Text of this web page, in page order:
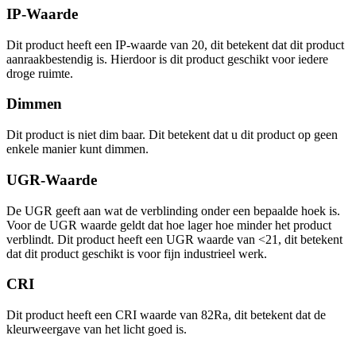
IP-Waarde
Dit product heeft een IP-waarde van 20, dit betekent dat dit product
aanraakbestendig is. Hierdoor is dit product geschikt voor iedere
droge ruimte.
Dimmen
Dit product is niet dim baar. Dit betekent dat u dit product op geen
enkele manier kunt dimmen.
UGR-Waarde
De UGR geeft aan wat de verblinding onder een bepaalde hoek is.
Voor de UGR waarde geldt dat hoe lager hoe minder het product
verblindt. Dit product heeft een UGR waarde van <21, dit betekent
dat dit product geschikt is voor fijn industrieel werk.
CRI
Dit product heeft een CRI waarde van 82Ra, dit betekent dat de
kleurweergave van het licht goed is.